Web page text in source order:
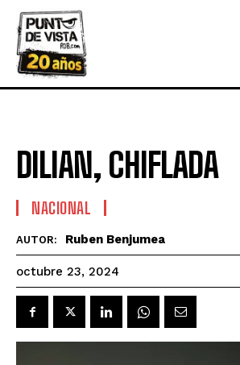
DILIAN, CHIFLADA
NACIONAL
AUTOR: Ruben Benjumea
octubre 23, 2024